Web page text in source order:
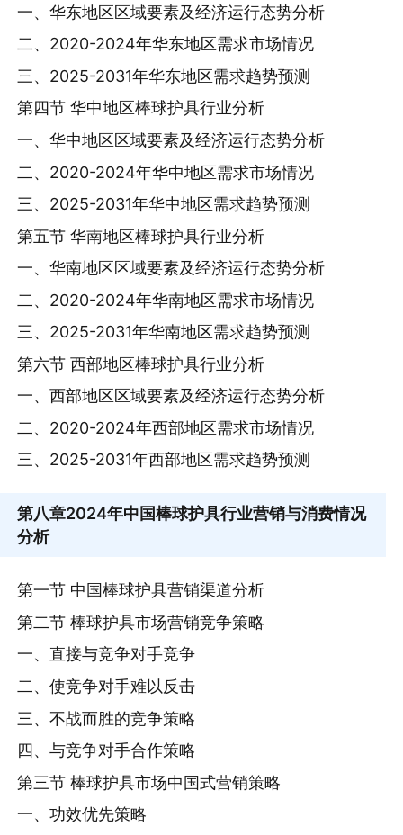
一、华东地区区域要素及经济运行态势分析
二、2020-2024年华东地区需求市场情况
三、2025-2031年华东地区需求趋势预测
第四节 华中地区棒球护具行业分析
一、华中地区区域要素及经济运行态势分析
二、2020-2024年华中地区需求市场情况
三、2025-2031年华中地区需求趋势预测
第五节 华南地区棒球护具行业分析
一、华南地区区域要素及经济运行态势分析
二、2020-2024年华南地区需求市场情况
三、2025-2031年华南地区需求趋势预测
第六节 西部地区棒球护具行业分析
一、西部地区区域要素及经济运行态势分析
二、2020-2024年西部地区需求市场情况
三、2025-2031年西部地区需求趋势预测
第八章2024年中国棒球护具行业营销与消费情况
分析
第一节 中国棒球护具营销渠道分析
第二节 棒球护具市场营销竞争策略
一、直接与竞争对手竞争
二、使竞争对手难以反击
三、不战而胜的竞争策略
四、与竞争对手合作策略
第三节 棒球护具市场中国式营销策略
一、功效优先策略